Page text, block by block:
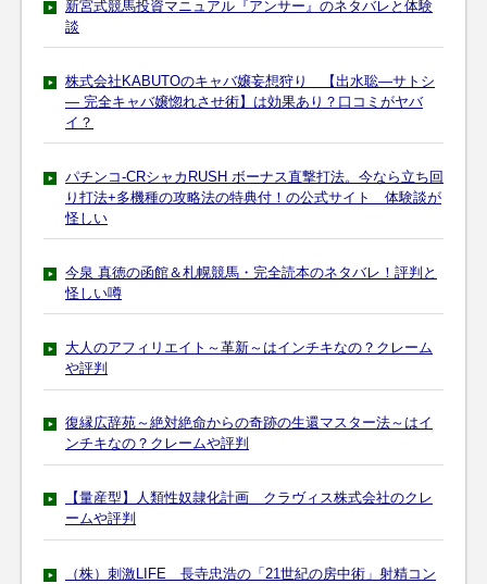
新宮式競馬投資マニュアル『アンサー』のネタバレと体験
談
株式会社KABUTOのキャバ嬢妄想狩り 【出水聡―サトシ
― 完全キャバ嬢惚れさせ術】は効果あり？口コミがヤバ
イ？
パチンコ-CRシャカRUSH ボーナス直撃打法。今なら立ち回
り打法+多機種の攻略法の特典付！の公式サイト 体験談が
怪しい
今泉 真徳の函館＆札幌競馬・完全読本のネタバレ！評判と
怪しい噂
大人のアフィリエイト～革新～はインチキなの？クレーム
や評判
復縁広辞苑～絶対絶命からの奇跡の生還マスター法～はイ
ンチキなの？クレームや評判
【量産型】人類性奴隷化計画 クラヴィス株式会社のクレ
ームや評判
（株）刺激LIFE 長寺忠浩の「21世紀の房中術」射精コン